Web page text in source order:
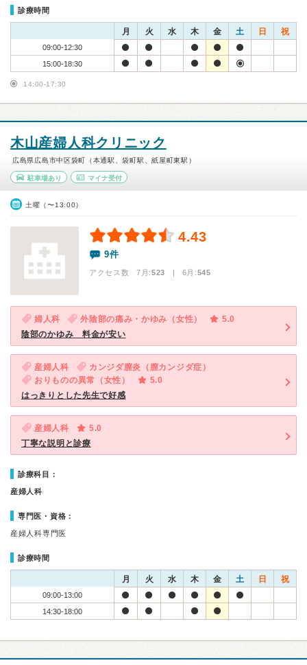
診療時間
月 火 水 木 金 土 日 祝
09:00-12:30
15:00-18:30
14:00-17:30
木山産婦人科クリニック
広島県広島市中区袋町（本通駅、袋町駅、紙屋町東駅）
駐車場あり マイナ受付
土曜（〜13:00）
4.43
9件
アクセス数 7月:523 | 6月:545
婦人科 外陰部の痛み・かゆみ（女性）
5.0
陰部のかゆみ 料金が安い
産婦人科
カンジダ膣炎（膣カンジダ症）
おりものの異常（女性）
5.0
はっきりとした先生で好感
産婦人科
5.0
丁寧な説明と診療
診療科目：
産婦人科
専門医・資格：
産婦人科専門医
診療時間
月 火 水 木 金 土 日 祝
09:00-13:00
14:30-18:00